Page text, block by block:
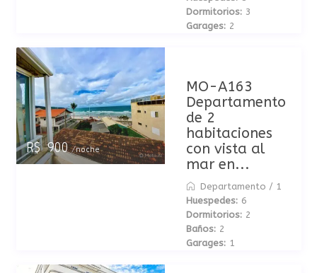
Dormitorios: 3
Garages: 2
R$ 900/noche
MO-A163
Departamento
de 2
habitaciones
con vista al
mar en...
Departamento / 1
Huespedes: 6
Dormitorios: 2
Baños: 2
Garages: 1